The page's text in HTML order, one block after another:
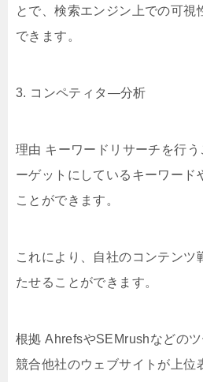
とで、検索エンジン上での可視
できます。
3. コンペティタ―分析
理由 キーワードリサーチを行
ーゲットにしているキーワード
ことができます。
これにより、自社のコンテンツ
たせることができます。
根拠 AhrefsやSEMrushなどのツ
競合他社のウェブサイトが上位